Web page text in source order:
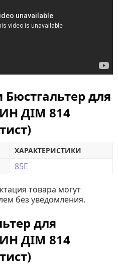
для
ДІМ 814
ХАРАКТЕРИСТИКИ
85E
товара могут
без уведомления.
для
ДІМ 814